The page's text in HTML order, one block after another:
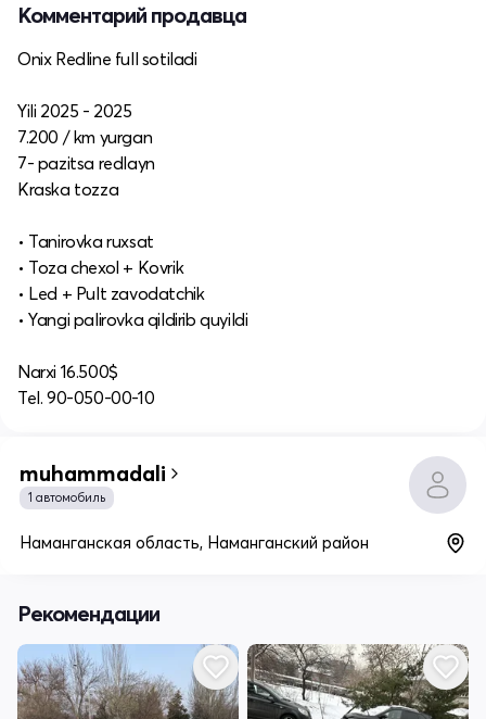
Комментарий продавца
Onix Redline full sotiladi
Yili 2025 - 2025
7.200 / km yurgan
7- pazitsa redlayn
Kraska tozza
• Tanirovka ruxsat
• Toza chexol + Kovrik
• Led + Pult zavodatchik
• Yangi palirovka qildirib quyildi
Narxi 16.500$
Tel. 90-050-00-10
muhammadali
1 автомобиль
Наманганская область, Наманганский район
Рекомендации